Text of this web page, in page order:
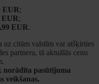
EUR;
EUR;
EUR.
uz citām valstīm var atšķirties
partnera, tā aktuālās cenu
norādīta pasūtījuma
veikšanas.